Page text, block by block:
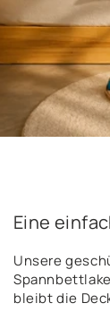
Eine
Unsere
bleibt die